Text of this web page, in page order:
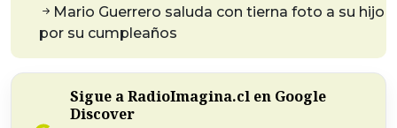
Mario Guerrero saluda con tierna foto a su hijo
por su cumpleaños
Sigue a RadioImagina.cl en Google
Discover